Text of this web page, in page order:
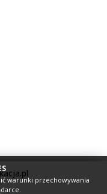
warunki przechowywania